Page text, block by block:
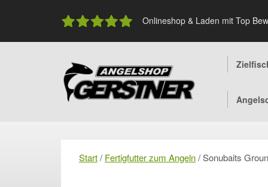
Onlineshop & Laden mit Top
Start/ Fertigfutter zum Angeln/ Sonubaits